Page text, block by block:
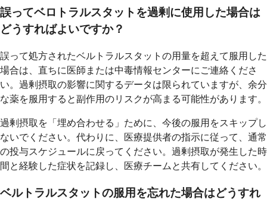
誤ってベロトラルスタットを過剰に使用した場合は
どうすればよいですか？
誤って処方されたベルトラルスタットの用量を超えて服用した
場合は、直ちに医師または中毒情報センターにご連絡くださ
い。過剰摂取の影響に関するデータは限られていますが、余分
な薬を服用すると副作用のリスクが高まる可能性があります。
過剰摂取を「埋め合わせる」ために、今後の服用をスキップし
ないでください。代わりに、医療提供者の指示に従って、通常
の投与スケジュールに戻ってください。過剰摂取が発生した時
間と経験した症状を記録し、医療チームと共有してください。
ベルトラルスタットの服用を忘れた場合はどうすれ